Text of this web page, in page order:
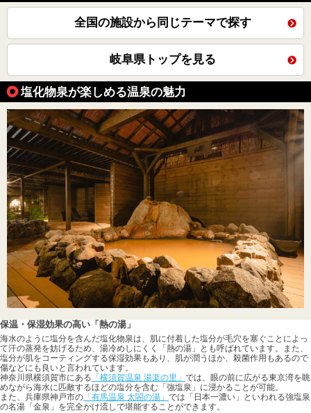
全国の施設から同じテーマで探す
岐阜県トップを見る
塩化物泉が楽しめる温泉の魅力
保温・保湿効果の高い「熱の湯」
海水のように塩分を含んだ塩化物泉は、肌に付着した塩分が毛穴を塞ぐことによっ
て汗の蒸発を妨げるため、湯冷めしにくく「熱の湯」とも呼ばれています。また、
塩分が肌をコーティングする保湿効果もあり、肌が潤うほか、殺菌作用もあるので
傷などにも良いと言われています。
神奈川県横須賀市にある 「横須賀温泉 湯楽の里」 では、眼の前に広がる東京湾を眺
めながら海水に匹敵するほどの塩分を含む「強塩泉」に浸かることが可能。
また、兵庫県神戸市の 「有馬温泉 太閤の湯」 では「日本一濃い」といわれる強塩泉
の名湯「金泉」を完全かけ流しで堪能することができます。